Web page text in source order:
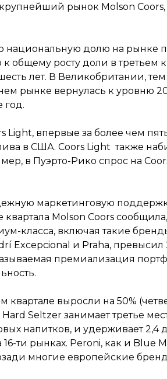
рынок Molson Coors,
национальную долю на рынке
общему росту доли в третьем
лет. В Великобритании,
рынке вернулась к уровню
год.
впервые за более чем
в США. Coors Light также
в Пуэрто-Рико спрос на
маркетинговую
Molson Coors
класса, включая такие
Excepcional и Praha, превысил
премиализация
выросли на 50%
Seltzer занимает третье
напитков, и удерживает 2,4
16-ти рынках. Peroni, как и Blue
многие европейские